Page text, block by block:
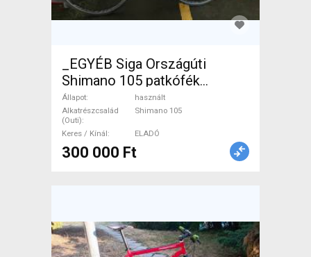
_EGYÉB Siga Országúti
Shimano 105 patkófék
használt ELADÓ
Állapot
használt
Alkatrészcsalád
(Outi)
Shimano 105
Keres / Kínál ELADÓ
300 000 Ft